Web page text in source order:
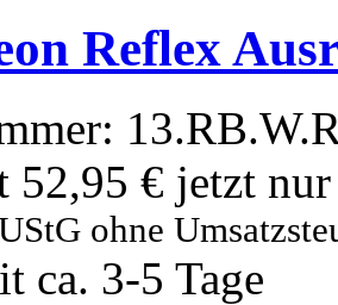
Reflex
52,95 € jetzt
ohne
ca. 3-5 Tage